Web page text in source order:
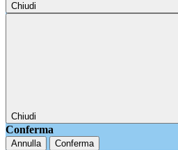
Chiudi
Chiudi
Conferma
Annulla Conferma